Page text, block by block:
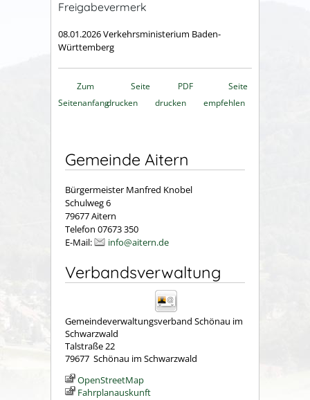
Freigabevermerk
08.01.2026 Verkehrsministerium Baden-
Württemberg
Zum
Seitenanfang
Seite
drucken
PDF
drucken
Seite
empfehlen
Gemeinde Aitern
Bürgermeister Manfred Knobel
Schulweg 6
79677 Aitern
Telefon 07673 350
E-Mail:
info@aitern.de
Verbandsverwaltung
Gemeindeverwaltungsverband Schönau im
Schwarzwald
Talstraße 22
79677 Schönau im Schwarzwald
OpenStreetMap
Fahrplanauskunft